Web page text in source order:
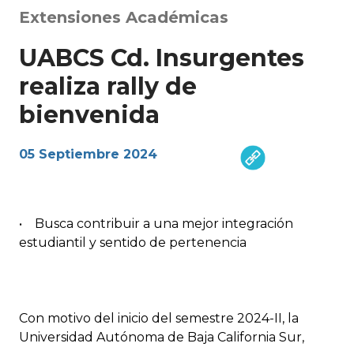
Extensiones Académicas
UABCS Cd. Insurgentes
realiza rally de
bienvenida
05 Septiembre 2024
• Busca contribuir a una mejor integración
estudiantil y sentido de pertenencia
Con motivo del inicio del semestre 2024-II, la
Universidad Autónoma de Baja California Sur,